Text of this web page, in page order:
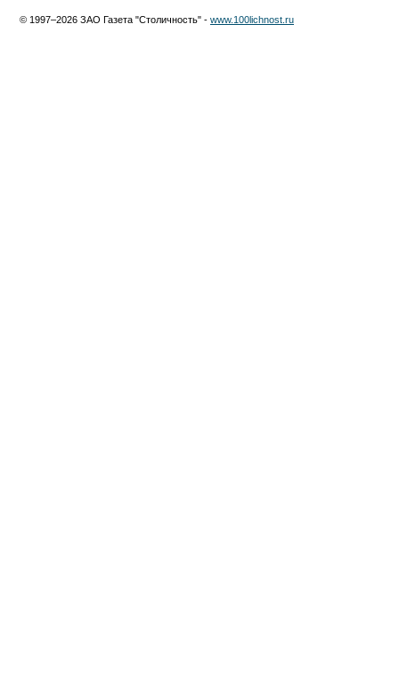
© 1997–2026 ЗАО Газета "Столичность" - www.100lichnost.ru